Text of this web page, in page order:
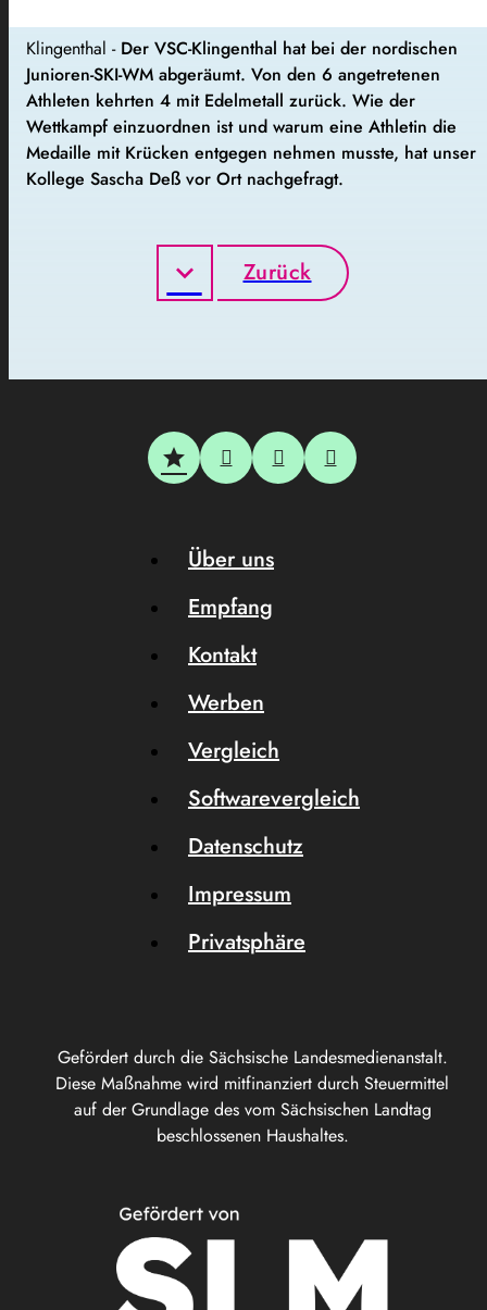
Klingenthal - Der VSC-Klingenthal hat bei der nordischen
Junioren-SKI-WM abgeräumt. Von den 6 angetretenen
Athleten kehrten 4 mit Edelmetall zurück. Wie der
Wettkampf einzuordnen ist und warum eine Athletin die
Medaille mit Krücken entgegen nehmen musste, hat unser
Kollege Sascha Deß vor Ort nachgefragt.
Zurück
Gefördert durch die Sächsische Landesmedienanstalt.
Diese Maßnahme wird mitfinanziert durch Steuermittel
auf der Grundlage des vom Sächsischen Landtag
beschlossenen Haushaltes.
Über uns
Empfang
Kontakt
Werben
Vergleich
Softwarevergleich
Datenschutz
Impressum
Privatsphäre